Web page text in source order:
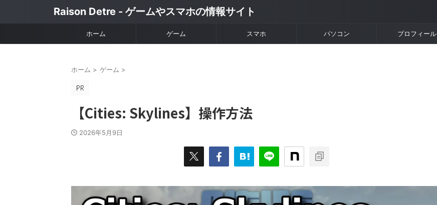
Raison Detre - ゲームやスマホの情報サイト
ホーム ゲーム スマホ パソコン プロフィール
ホーム > ゲーム >
【Cities: Skylines】操作方法
2026年5月9日